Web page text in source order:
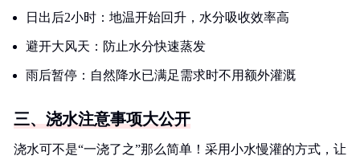
日出后2小时：地温开始回升，水分吸收效率高
避开大风天：防止水分快速蒸发
雨后暂停：自然降水已满足需求时不用额外灌溉
三、浇水注意事项大公开
浇水可不是“一浇了之”那么简单！采用小水慢灌的方式，让